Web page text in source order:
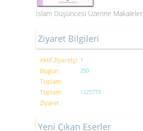
İslam Düşüncesi Üzerine Makaleler
Ziyaret Bilgileri
Aktif Ziyaretçi 1
Bugün
Toplam
250
Toplam
Ziyaret
1225773
Yeni Çıkan Eserler